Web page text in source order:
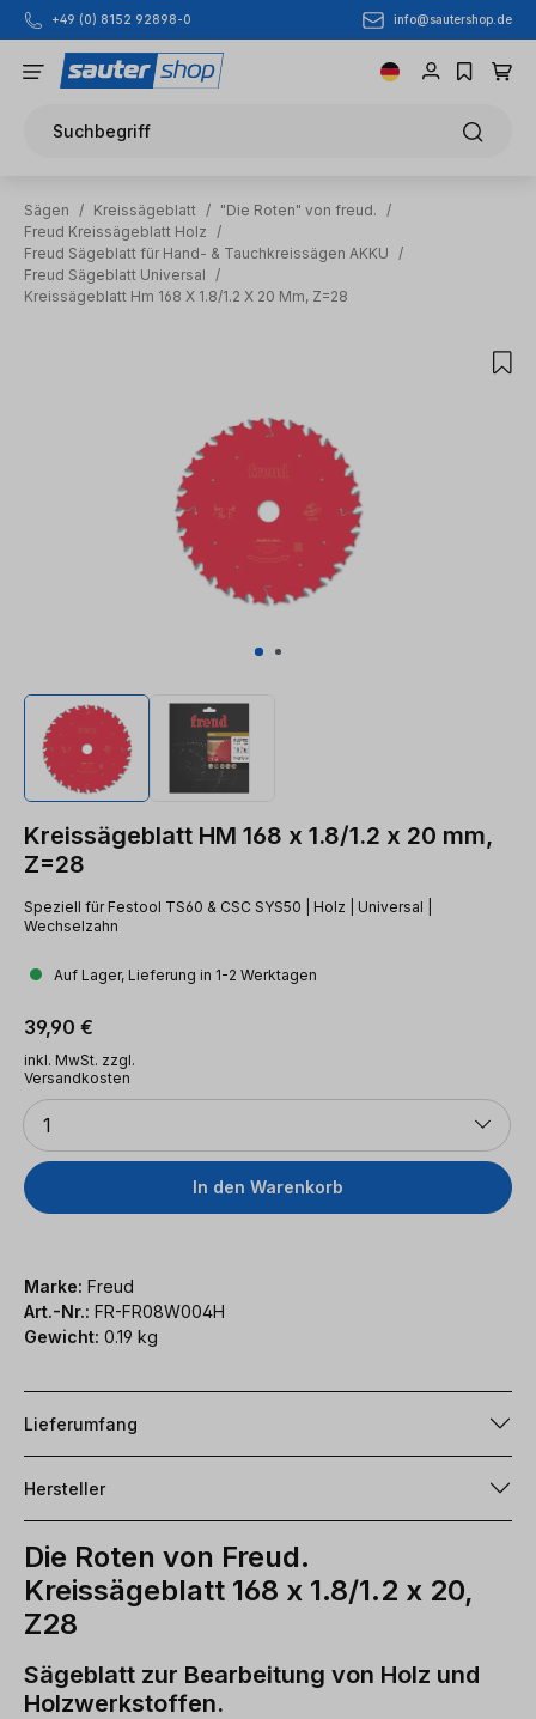
Zum Hauptinhalt springen
+49 (0) 8152 92898-0 info@sautershop.de
Suchbegriff
Sägen / Kreissägeblatt / "Die Roten" von freud.
/
Freud Kreissägeblatt Holz
/
Freud Sägeblatt für Hand- & Tauchkreissägen AKKU
/
Freud Sägeblatt Universal
/
Kreissägeblatt Hm 168 X 1.8/1.2 X 20 Mm, Z=28
Kreissägeblatt HM 168 x 1.8/1.2 x 20 mm,
Z=28
Speziell für Festool TS60 & CSC SYS50 | Holz | Universal |
Wechselzahn
Auf Lager, Lieferung in 1-2 Werktagen
Regulärer Preis:
39,90 €
inkl. MwSt. zzgl.
Versandkosten
Anzahl
1
In den Warenkorb
Marke: Freud
Art.-Nr.: FR-FR08W004H
Gewicht: 0.19 kg
Lieferumfang
Hersteller
Die Roten von Freud.
Kreissägeblatt 168 x 1.8/1.2 x 20,
Z28
Sägeblatt zur Bearbeitung von Holz und
Holzwerkstoffen.